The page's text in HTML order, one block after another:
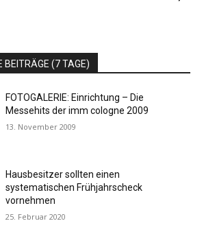
BEITRÄGE (7 TAGE)
FOTOGALERIE: Einrichtung – Die
Messehits der imm cologne 2009
13. November 2009
Hausbesitzer sollten einen
systematischen Frühjahrscheck
vornehmen
25. Februar 2020